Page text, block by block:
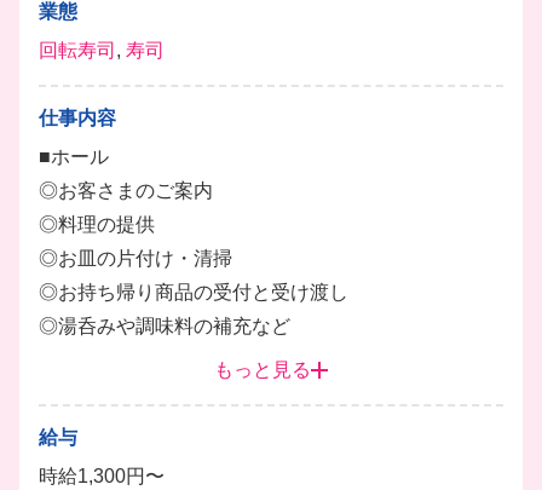
業態
回転寿司 , 寿司
仕事内容
■ホール
◎お客さまのご案内
◎料理の提供
◎お皿の片付け・清掃
◎お持ち帰り商品の受付と受け渡し
◎湯呑みや調味料の補充など
◎簡単な仕込み
◎簡単な調理補助・盛り付け
もっと見る
給与
時給1,300円〜